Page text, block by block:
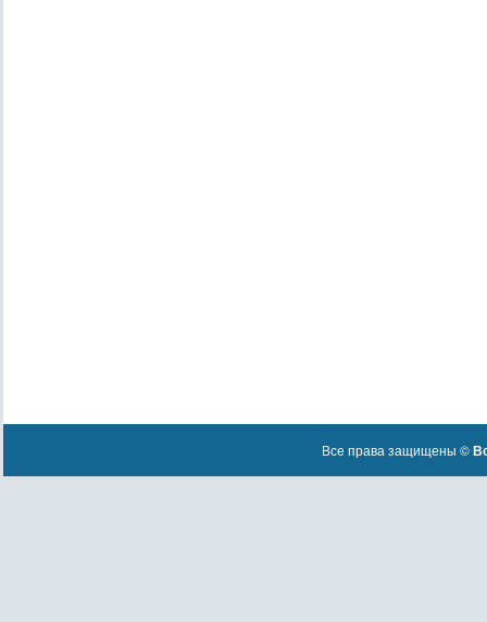
Все права защищены ©